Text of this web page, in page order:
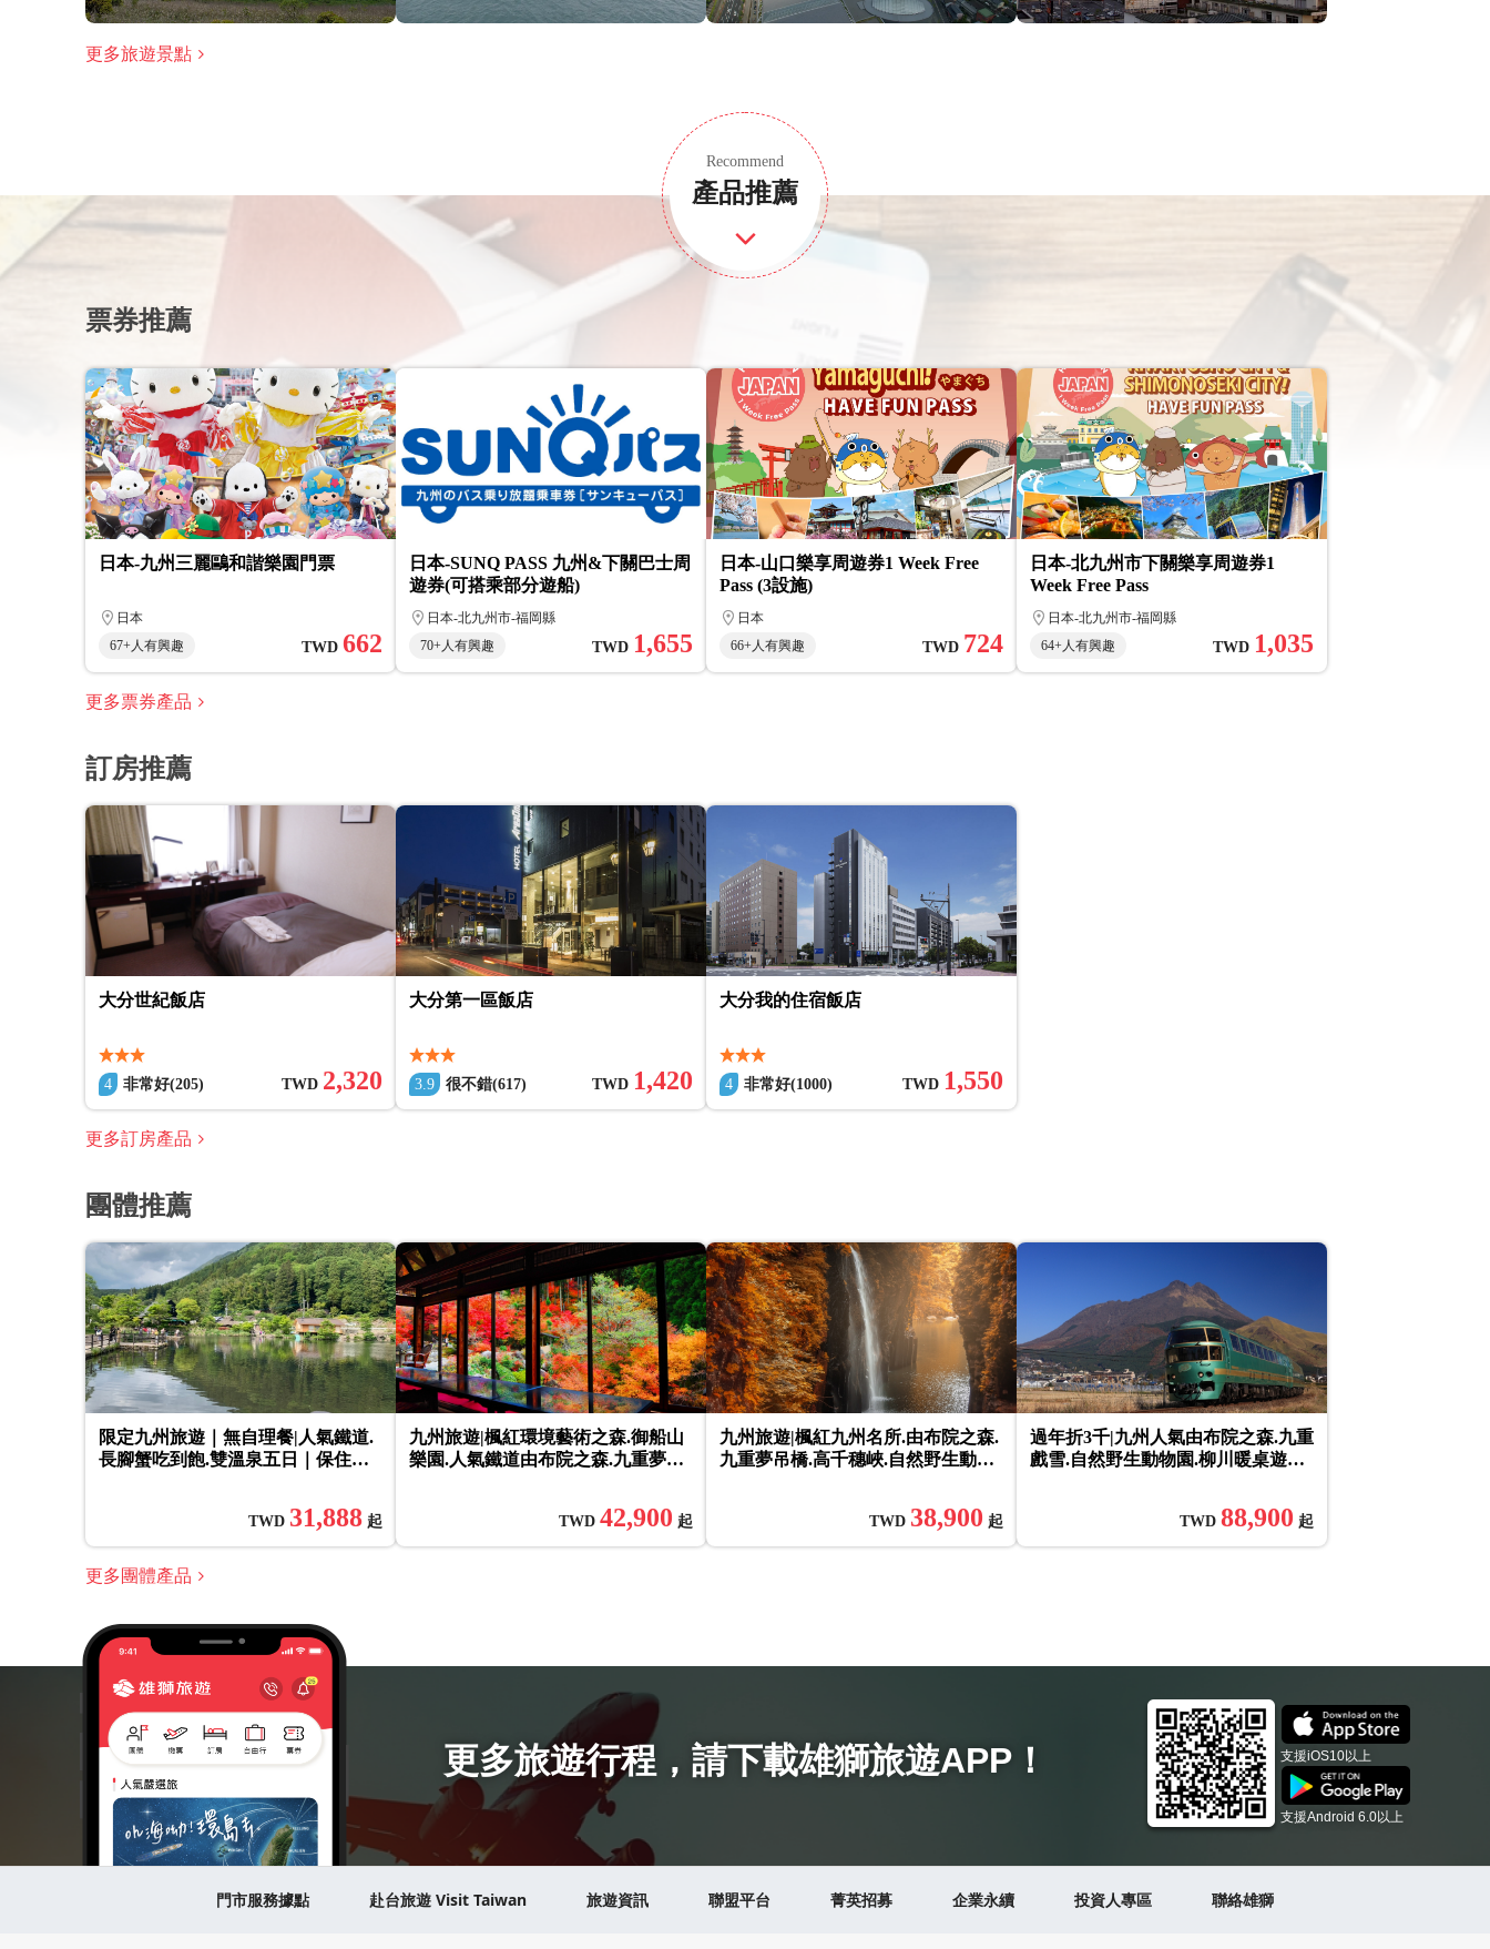
更多旅遊景點
Recommend
產品推薦
票券推薦
日本-九州三麗鷗和諧樂園門票
日本
67+人有興趣
TWD 662
日本-SUNQ PASS 九州&下關巴士周
遊券(可搭乘部分遊船)
日本-北九州市-福岡縣
70+人有興趣
TWD 1,655
日本-山口樂享周遊券1 Week Free
Pass (3設施)
日本
66+人有興趣
TWD 724
日本-北九州市下關樂享周遊券1
Week Free Pass
日本-北九州市-福岡縣
64+人有興趣
TWD 1,035
更多票券產品
訂房推薦
大分世紀飯店
4 非常好(205) TWD 2,320
大分第一區飯店
3.9 很不錯(617) TWD 1,420
大分我的住宿飯店
4 非常好(1000) TWD 1,550
更多訂房產品
團體推薦
限定九州旅遊｜無自理餐|人氣鐵道.
長腳蟹吃到飽.雙溫泉五日｜保住一
TWD 31,888 起
九州旅遊|楓紅環境藝術之森.御船山
樂園.人氣鐵道由布院之森.九重夢吊
TWD 42,900 起
九州旅遊|楓紅九州名所.由布院之森.
九重夢吊橋.高千穗峽.自然野生動物
TWD 38,900 起
過年折3千|九州人氣由布院之森.九重
戲雪.自然野生動物園.柳川暖桌遊船.
TWD 88,900 起
更多團體產品
更多旅遊行程 ， 請下載雄獅旅遊APP！ 支援iOS10以上
支援Android 6.0以上
門市服務據點 赴台旅遊 Visit Taiwan 旅遊資訊 聯盟平台 菁英招募 企業永續 投資人專區 聯絡雄獅